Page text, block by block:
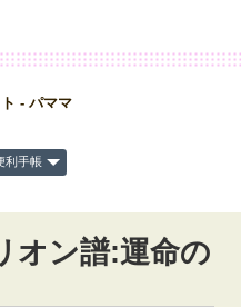
- パママ
利手帳
オン譜:運命の